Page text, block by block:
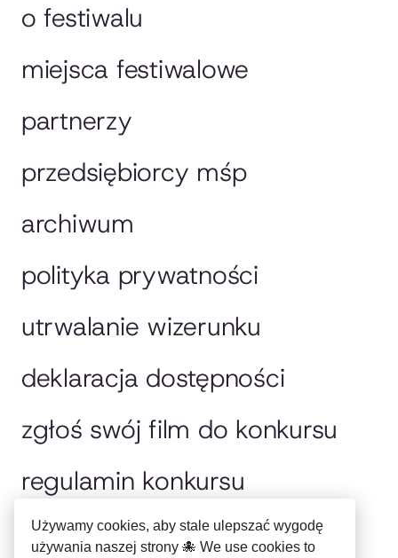
Używamy cookies, aby stale ulepszać wygodę
używania naszej strony 🐙 We use cookies to
o festiwalu
miejsca festiwalowe
partnerzy
przedsiębiorcy mśp
archiwum
polityka prywatności
utrwalanie wizerunku
deklaracja dostępności
zgłoś swój film do konkursu
regulamin konkursu
jury